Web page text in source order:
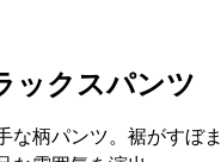
ックスパンツ
な柄パンツ。裾がすぼま